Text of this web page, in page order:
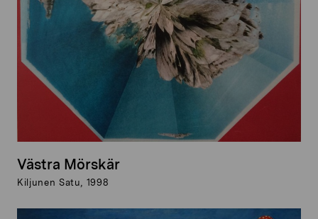
Västra Mörskär
Kiljunen Satu, 1998